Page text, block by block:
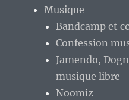
Musique
Bandcamp et
Confession
Jamendo,
musique libre
Noomiz